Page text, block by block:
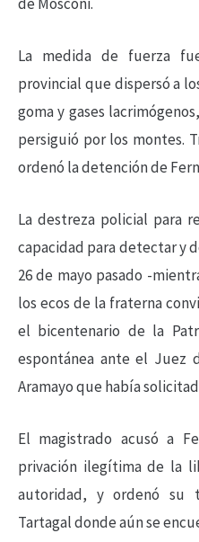
La medida de fuerza
provincial que dispersó a
goma y gases
persiguió por los montes.
ordenó la detención de
La destreza policial para
capacidad para detectar y
26 de mayo pasado -
los ecos de la fraterna
el bicentenario de la
espontánea ante el Juez
Aramayo que había
El magistrado acusó a
privación ilegítima de la
autoridad, y ordenó su
Tartagal donde aún se